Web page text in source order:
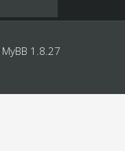
MyBB 1.8.27